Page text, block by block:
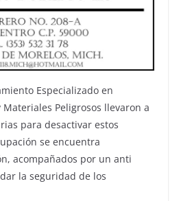
Especializado en
Peligrosos llevaron a
para desactivar estos
se encuentra
acompañados por un anti
la seguridad de los